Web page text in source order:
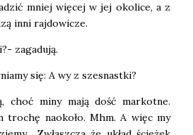
mniej więcej w jej okolice, a z
inni rajdowicze.
zagadują.
się: A wy z szesnastki?
choć miny mają dość markotne.
trochę naokoło. Mhm. A więc my